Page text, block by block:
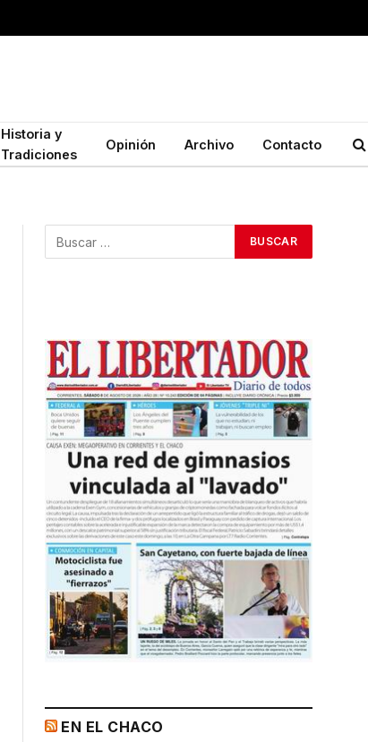
Historia y
Tradiciones
Opinión Archivo Contacto
EN EL CHACO